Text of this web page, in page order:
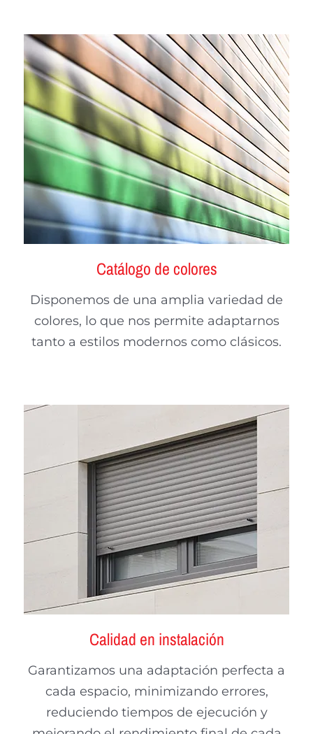
Catálogo de colores
Disponemos de una amplia variedad de
colores, lo que nos permite adaptarnos
tanto a estilos modernos como clásicos.
Calidad en instalación
Garantizamos una adaptación perfecta a
cada espacio, minimizando errores,
reduciendo tiempos de ejecución y